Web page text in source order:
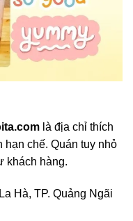
là địa chỉ thích
hạn chế. Quán tuy nhỏ
khách hàng.
Hà, TP. Quảng Ngãi